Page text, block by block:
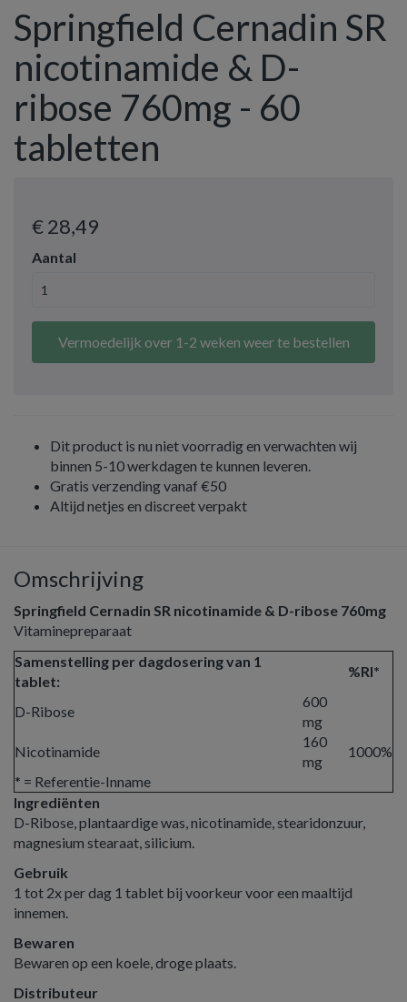
Springfield Cernadin SR
nicotinamide & D-
ribose 760mg - 60
tabletten
€ 28,49
Aantal
Vermoedelijk over 1-2 weken weer te bestellen
Dit product is nu niet voorradig en verwachten wij
binnen 5-10 werkdagen te kunnen leveren.
Gratis verzending vanaf €50
Altijd netjes en discreet verpakt
Omschrijving
Springfield Cernadin SR nicotinamide & D-ribose 760mg
Vitaminepreparaat
Samenstelling per dagdosering van 1
tablet:
%RI*
D-Ribose
600
mg
Nicotinamide
160
mg
1000%
* = Referentie-Inname
Ingrediënten
D-Ribose, plantaardige was, nicotinamide, stearidonzuur,
magnesium stearaat, silicium.
Gebruik
1 tot 2x per dag 1 tablet bij voorkeur voor een maaltijd
innemen.
Bewaren
Bewaren op een koele, droge plaats.
Distributeur